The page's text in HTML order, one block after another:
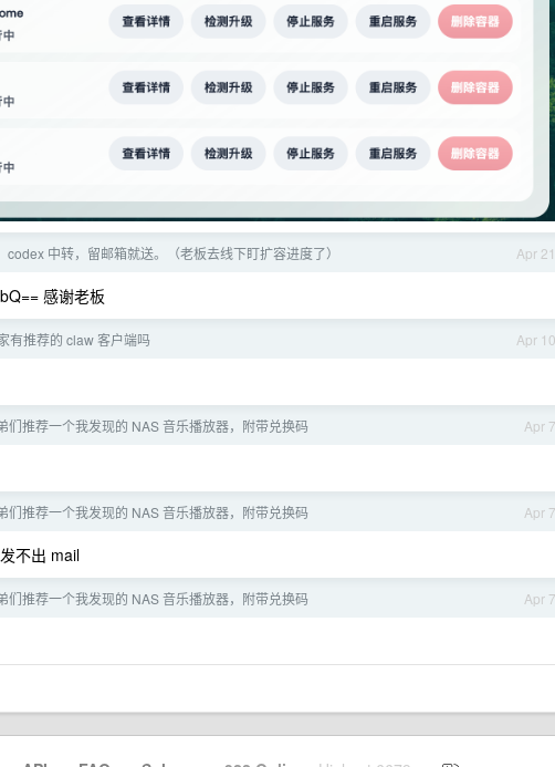
Apr 21
codex 中转，留邮箱就送。（老板去线下盯扩容进度了）
感谢老板
Apr 10
有推荐的 claw 客户端吗
Apr 7
们推荐一个我发现的 NAS 音乐播放器，附带兑换码
Apr 7
们推荐一个我发现的 NAS 音乐播放器，附带兑换码
不出 mail
Apr 7
们推荐一个我发现的 NAS 音乐播放器，附带兑换码